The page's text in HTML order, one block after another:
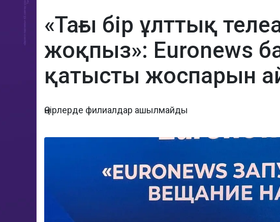
«Тағы бір ұлттық
жоқпыз»: Euronews
қатысты жоспарын
Өңірлерде филиалдар ашылмайды